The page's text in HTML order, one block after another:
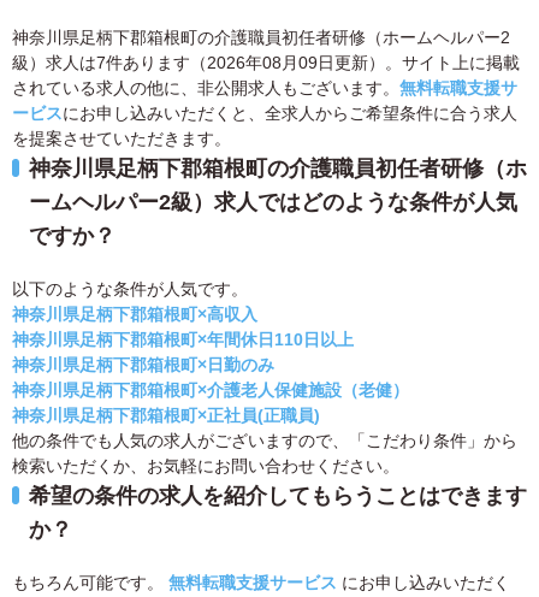
神奈川県足柄下郡箱根町の介護職員初任者研修（ホームヘルパー2
級）求人は7件あります（2026年08月09日更新）。サイト上に掲載
されている求人の他に、非公開求人もございます。 無料転職支援サ
ービスにお申し込みいただくと、全求人からご希望条件に合う求人
を提案させていただきます。
神奈川県足柄下郡箱根町の介護職員初任者研修（ホ
ームヘルパー2級）求人ではどのような条件が人気
ですか？
以下のような条件が人気です。
神奈川県足柄下郡箱根町×高収入
神奈川県足柄下郡箱根町×年間休日110日以上
神奈川県足柄下郡箱根町×日勤のみ
神奈川県足柄下郡箱根町×介護老人保健施設（老健）
神奈川県足柄下郡箱根町×正社員(正職員)
他の条件でも人気の求人がございますので、「こだわり条件」から
検索いただくか、お気軽にお問い合わせください。
希望の条件の求人を紹介してもらうことはできます
か？
もちろん可能です。 無料転職支援サービス にお申し込みいただく